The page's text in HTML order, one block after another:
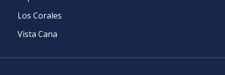
Los Corales
Vista Cana